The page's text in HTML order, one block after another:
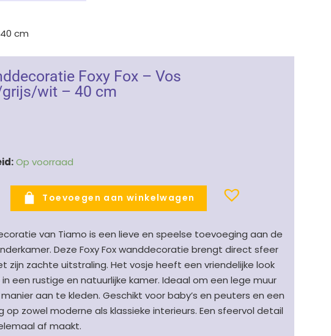
cm
Foxy Fox – Vos
wit – 40 cm
Op voorraad
Toevoegen aan winkelwagen
van Tiamo is een lieve en speelse toevoeging aan de
Deze Foxy Fox wanddecoratie brengt direct sfeer
zijn zachte uitstraling. Het vosje heeft een vriendelijke look
een rustige en natuurlijke kamer. Ideaal om een lege muur
aan te kleden. Geschikt voor baby’s en peuters en een
op zowel moderne als klassieke interieurs. Een sfeervol detail
af maakt.